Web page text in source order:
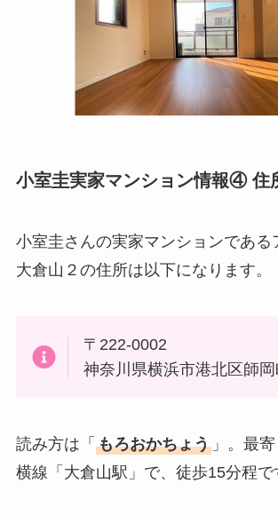
小室圭実家マンション情報④ 住
小室圭さんの実家マンションである
大倉山２の住所は以下になります。
〒222-0002
神奈川県横浜市港北区師
読み方は「 もろおかちょう」。最
横線「大倉山駅」で、徒歩15分程で